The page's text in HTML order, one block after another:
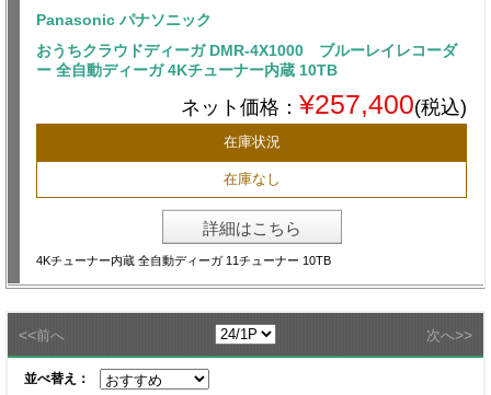
Panasonic パナソニック
おうちクラウドディーガ DMR-4X1000 ブルーレイレコーダ
ー 全自動ディーガ 4Kチューナー内蔵 10TB
ネット価格： ¥257,400(税込)
在庫状況
在庫なし
詳細はこちら
4Kチューナー内蔵 全自動ディーガ 11チューナー 10TB
<<前へ 次へ>>
並べ替え：